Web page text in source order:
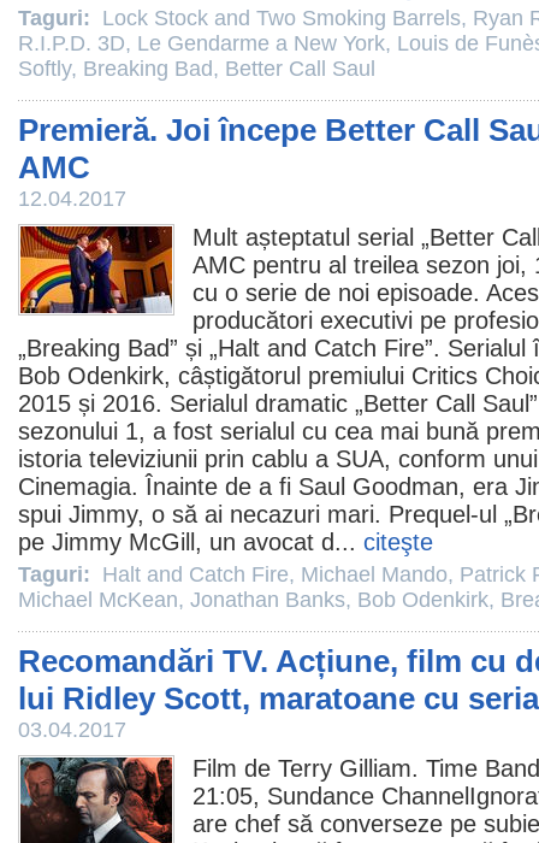
Taguri: Lock Stock and Two Smoking Barrels, Ryan
R.I.P.D. 3D, Le Gendarme a New York, Louis de
Softly, Breaking Bad, Better Call Saul
Premieră. Joi începe Better Call
AMC
12.04.2017
Mult așteptatul serial „Better
AMC pentru al treilea sezon joi,
cu o serie de noi episoade.
producători executivi pe
„Breaking Bad” și „Halt and Catch Fire”. Serialul
Bob Odenkirk, câștigătorul premiului Critics
2015 și 2016. Serialul dramatic „Better Call
sezonului 1, a fost serialul cu cea mai bună
istoria televiziunii prin cablu a SUA, conform
Cinemagia. Înainte de a fi Saul Goodman, era
spui Jimmy, o să ai necazuri mari. Prequel-ul
pe Jimmy McGill, un avocat d... citeşte
Taguri: Halt and Catch Fire, Michael Mando, Patrick
Michael McKean, Jonathan Banks, Bob Odenkirk,
Recomandări TV. Acțiune, film cu
lui Ridley Scott, maratoane cu
03.04.2017
Film de Terry Gilliam. Time
21:05, Sundance
are chef să converseze pe